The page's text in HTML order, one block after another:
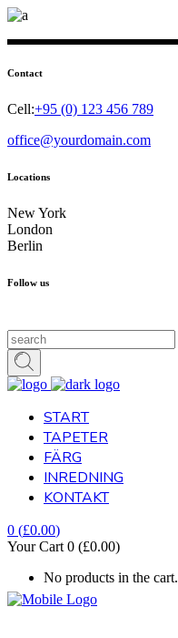
Contact
Cell:+95 (0) 123 456 789
office@yourdomain.com
Locations
New York
London
Berlin
Follow us
START
TAPETER
FÄRG
INREDNING
KONTAKT
0 (£0.00)
Your Cart 0 (£0.00)
No products in the cart.